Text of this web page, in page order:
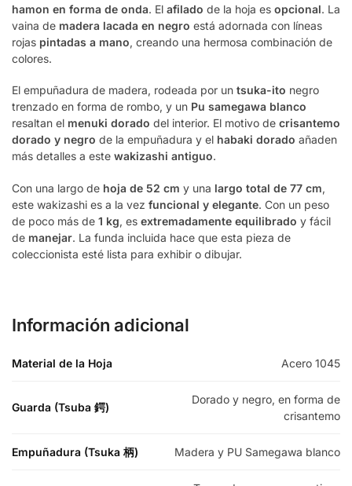
hamon en forma de onda. El afilado de la hoja es opcional. La
vaina de madera lacada en negro está adornada con líneas
rojas pintadas a mano, creando una hermosa combinación de
colores.
El empuñadura de madera, rodeada por un tsuka-ito negro
trenzado en forma de rombo, y un Pu samegawa blanco
resaltan el menuki dorado del interior. El motivo de crisantemo
dorado y negro de la empuñadura y el habaki dorado añaden
más detalles a este wakizashi antiguo.
Con una largo de hoja de 52 cm y una largo total de 77 cm,
este wakizashi es a la vez funcional y elegante. Con un peso
de poco más de 1 kg, es extremadamente equilibrado y fácil
de manejar. La funda incluida hace que esta pieza de
coleccionista esté lista para exhibir o dibujar.
Información adicional
Material de la Hoja Acero 1045
Guarda (Tsuba 鍔)
Dorado y negro, en forma de
crisantemo
Empuñadura (Tsuka 柄) Madera y PU Samegawa blanco